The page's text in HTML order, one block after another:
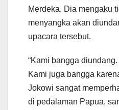
Merdeka. Dia mengaku
menyangka akan
upacara tersebut.
“Kami bangga
Kami juga bangga
Jokowi sangat
di pedalaman Papua,